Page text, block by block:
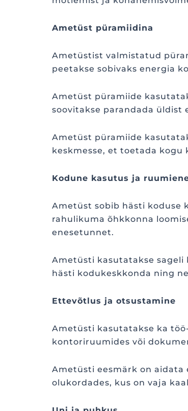
Ametüst püramiidina
Ametüstist valmistatud
peetakse sobivaks energia
Ametüst püramiide
soovitakse parandada üldist
Ametüst püramiide
keskmesse, et toetada kogu
Kodune kasutus ja
Ametüst sobib hästi koduse
rahulikuma õhkkonna
enesetunnet.
Ametüsti kasutatakse
hästi kodukeskkonda ning
Ettevõtlus ja otsustamine
Ametüsti kasutatakse ka
kontoriruumides või
Ametüsti eesmärk on
olukordades, kus on vaja